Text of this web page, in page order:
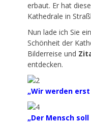
erbaut. Er hat
Kathedrale in
Nun lade ich Sie
Schönheit der
Bilderreise und
entdecken.
„Wir werden
„Der Mensch